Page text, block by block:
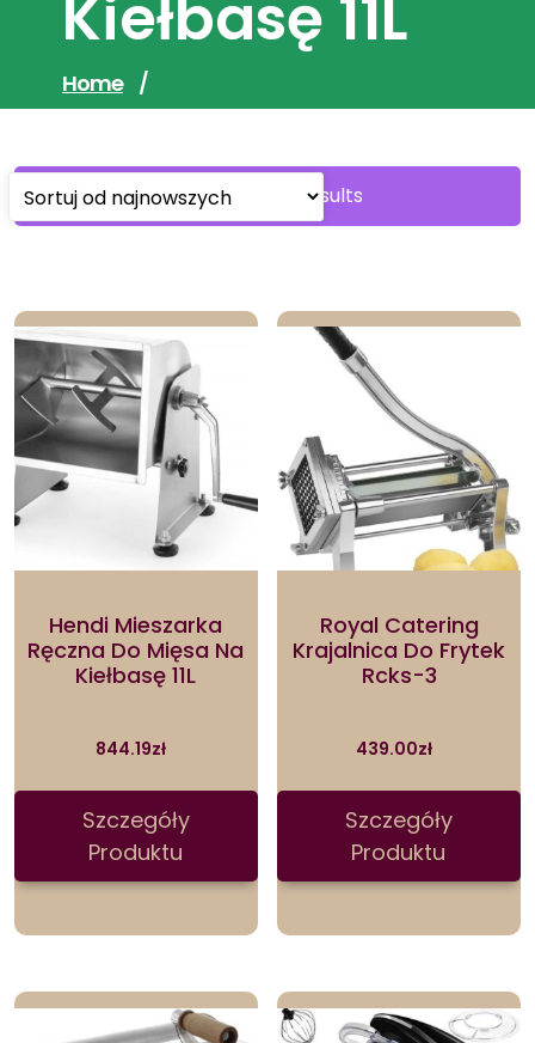
Kiełbasę 11L
Home /
Showing all 4 resultsSorted
by
Hendi Mieszarka
Ręczna Do Mięsa Na
Kiełbasę 11L
844.19zł
Szczegóły
Produktu
Royal Catering
Krajalnica Do Frytek
Rcks-3
439.00zł
Szczegóły
Produktu